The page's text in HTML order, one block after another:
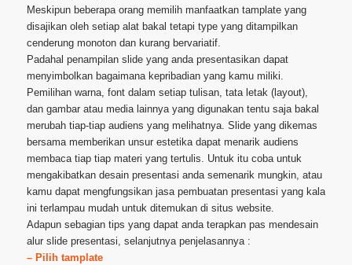
Meskipun beberapa orang memilih manfaatkan tamplate yang
disajikan oleh setiap alat bakal tetapi type yang ditampilkan
cenderung monoton dan kurang bervariatif.
Padahal penampilan slide yang anda presentasikan dapat
menyimbolkan bagaimana kepribadian yang kamu miliki.
Pemilihan warna, font dalam setiap tulisan, tata letak (layout),
dan gambar atau media lainnya yang digunakan tentu saja bakal
merubah tiap-tiap audiens yang melihatnya. Slide yang dikemas
bersama memberikan unsur estetika dapat menarik audiens
membaca tiap tiap materi yang tertulis. Untuk itu coba untuk
mengakibatkan desain presentasi anda semenarik mungkin, atau
kamu dapat mengfungsikan jasa pembuatan presentasi yang kala
ini terlampau mudah untuk ditemukan di situs website.
Adapun sebagian tips yang dapat anda terapkan pas mendesain
alur slide presentasi, selanjutnya penjelasannya :
– Pilih tamplate